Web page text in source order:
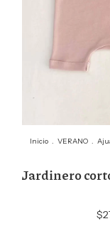
Inicio . VERANO .
Jardinero